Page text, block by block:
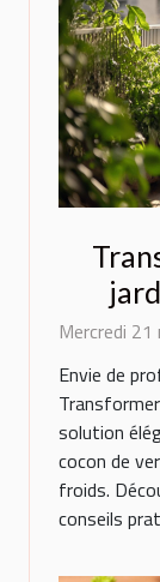
Mercredi
Envie de
solution
cocon de
froids.
conseils